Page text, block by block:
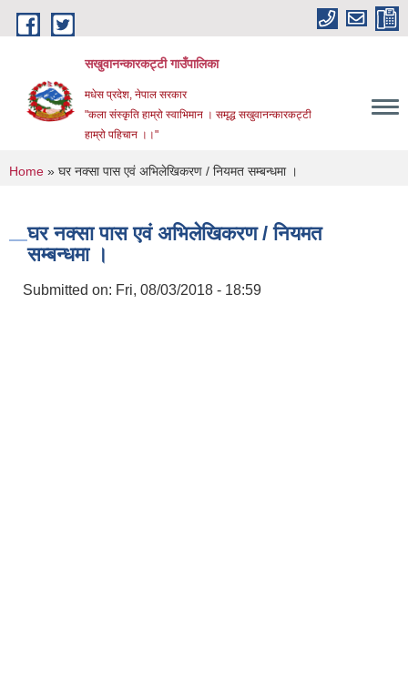
Skip to main content
सखुवानन्कारकट्टी गाउँपालिका
मधेस प्रदेश, नेपाल सरकार
"कला संस्कृति हाम्रो स्वाभिमान । समृद्ध सखुवानन्कारकट्टी
हाम्रो पहिचान ।।"
You are here
Home » घर नक्सा पास एवं अभिलेखिकरण / नियमत सम्बन्धमा ।
घर नक्सा पास एवं अभिलेखिकरण / नियमत
सम्बन्धमा ।
Submitted on: Fri, 08/03/2018 - 18:59